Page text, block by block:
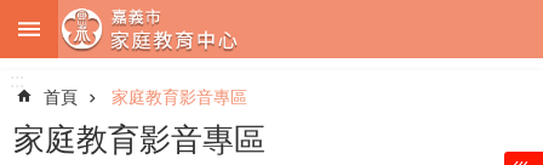
跳到主要內容區塊
階
尋
:::
首頁 家庭教育影音專區
家庭教育影音專區